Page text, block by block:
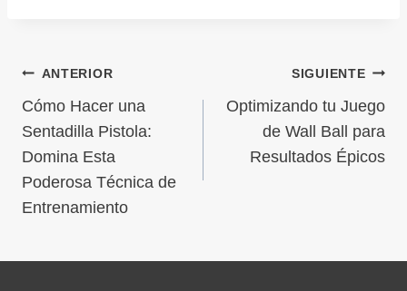
ANTERIOR
Cómo Hacer una
Sentadilla Pistola:
Domina Esta
Poderosa Técnica de
Entrenamiento
SIGUIENTE
Optimizando tu Juego
de Wall Ball para
Resultados Épicos